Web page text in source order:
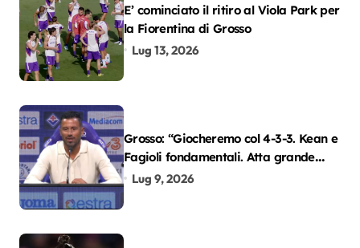
E’ cominciato il ritiro al Viola Park per
la Fiorentina di Grosso
Lug 13, 2026
Grosso: “Giocheremo col 4-3-3. Kean e
Fagioli fondamentali. Atta grande
colpo”
Lug 9, 2026